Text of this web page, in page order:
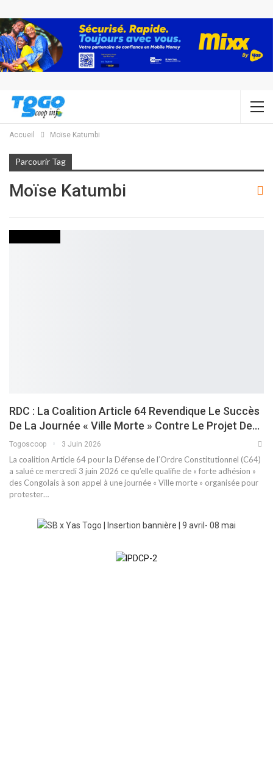
Accueil Moïse Katumbi
Parcourir Tag
Moïse Katumbi
RDC : La Coalition Article 64 Revendique Le Succès
De La Journée « Ville Morte » Contre Le Projet De…
Togoscoop 3 Juin 2026
La coalition Article 64 pour la Défense de l’Ordre Constitutionnel (C64)
a salué ce mercredi 3 juin 2026 ce qu’elle qualifie de « forte adhésion »
des Congolais à son appel à une journée « Ville morte » organisée pour
protester…